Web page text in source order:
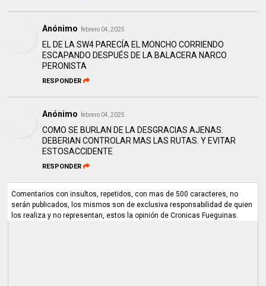
Anónimo febrero 04, 2025
EL DE LA SW4 PARECÍA EL MONCHO CORRIENDO
ESCAPANDO DESPUÉS DE LA BALACERA NARCO
PERONISTA
RESPONDER
Anónimo febrero 04, 2025
COMO SE BURLAN DE LA DESGRACIAS AJENAS.
DEBERIAN CONTROLAR MAS LAS RUTAS. Y EVITAR
ESTOSACCIDENTE
RESPONDER
Comentarios con insultos, repetidos, con mas de 500 caracteres, no
serán publicados, los mismos son de exclusiva responsabilidad de quien
los realiza y no representan, estos la opinión de Cronicas Fueguinas.